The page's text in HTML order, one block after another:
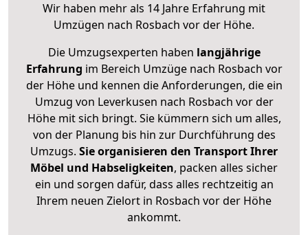
Wir haben mehr als 14 Jahre Erfahrung mit
Umzügen nach Rosbach vor der Höhe.
Die Umzugsexperten haben langjährige
Erfahrung im Bereich Umzüge nach Rosbach vor
der Höhe und kennen die Anforderungen, die ein
Umzug von Leverkusen nach Rosbach vor der
Höhe mit sich bringt. Sie kümmern sich um alles,
von der Planung bis hin zur Durchführung des
Umzugs. Sie organisieren den Transport Ihrer
Möbel und Habseligkeiten, packen alles sicher
ein und sorgen dafür, dass alles rechtzeitig an
Ihrem neuen Zielort in Rosbach vor der Höhe
ankommt.